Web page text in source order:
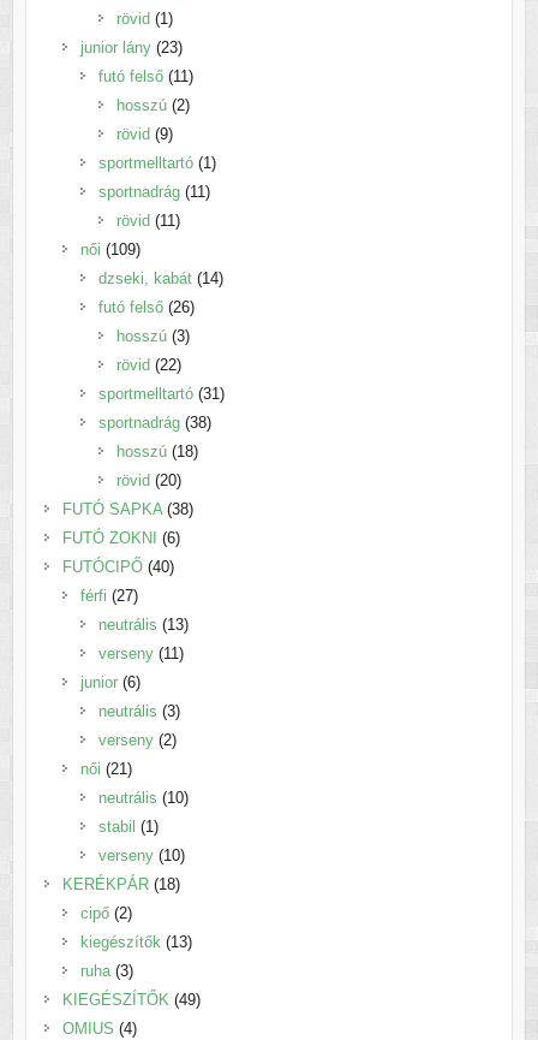
rövid 1 1
termék
junior lány 2323
termék
futó felső 11 11
termék
hosszú 22
rövid 99
termék
sportmelltartó 1 1
termék
sportnadrág 11 11
rövid 11 11
női 109109
termék
dzseki, kabát 1414
futó felső 2626
termék
hosszú 33
rövid 2222
termék
sportmelltartó 31 31
sportnadrág 3838
hosszú 1818
rövid 2020
termék
FUTÓ SAPKA 3838
FUTÓ ZOKNI 66
termék
FUTÓCIPŐ 4040
férfi 2727
termék
neutrális 1313
termék
verseny 11 11
junior 66
termék
neutrális 33
termék
verseny 22
női 21 21
termék
neutrális 1010
stabil 1 1
termék
verseny 1010
termék
KERÉKPÁR 1818
cipő 22
termék
kiegészítők 1313
ruha 33
termék
KIEGÉSZÍTŐK 4949
OMIUS 44